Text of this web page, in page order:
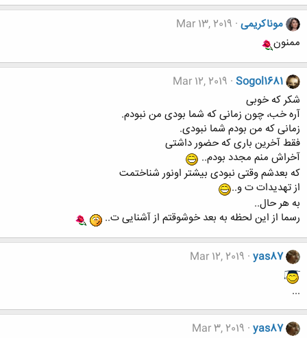
موناکریمی Mar 13, 2019
ممنون
Sogol1681
Mar 12, 2019
شکر که خوبی
آره خب، چون زمانی که شما بودی من نبودم.
زمانی که من بودم شما نبودی.
فقط آخرین باری که حضور داشتی
آخراش منم مجدد بودم..
که بعدشم وقتی نبودی بیشتر اونور شناختمت
از تهدیدات ت و..
به هر حال..
رسما از این لحظه به بعد خوشوقتم از آشنایی ت..
yas87
Mar 12, 2019
...
yas87
Mar 3, 2019